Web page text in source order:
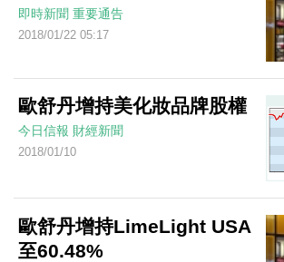
即時新聞 重要通告
2018/01/22 05:17
歐舒丹增持美化妝品牌股權
今日信報 財經新聞
2018/01/10
歐舒丹增持LimeLight USA
至60.48%